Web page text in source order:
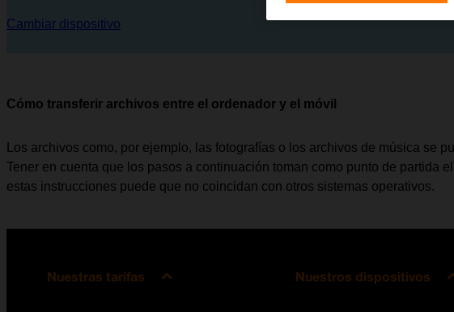
Cambiar dispositivo
Cómo transferir archivos entre el ordenador y el móvil
Los archivos como, por ejemplo, las fotografías o los archivos de música se
Tener en cuenta que los pasos a continuación toman como punto de partida
estas instrucciones puede que no coincidan con otros sistemas operativos.
Nuestras tarifas Nuestros dispositivos